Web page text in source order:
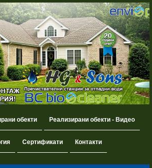
обекти Реализирани обекти - Видео
Сертификати Контакти